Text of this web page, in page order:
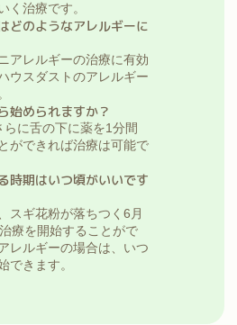
く治療です。
どのようなアレルギーに
アレルギーの治療に有効
ウスダストのアレルギー
始められますか？
らに舌の下に薬を1分間
ができれば治療は可能で
時期はいつ頃がいいです
スギ花粉が落ちつく6月
療を開始することがで
レルギーの場合は、いつ
できます。